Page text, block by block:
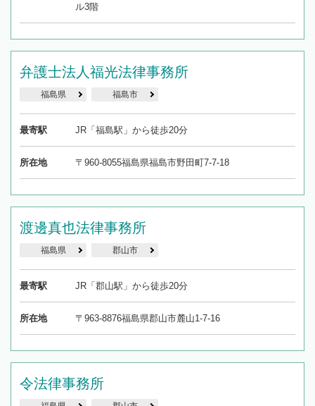
ル3階
弁護士法人福光法律事務所
福島県 福島市
最寄駅 JR「福島駅」から徒歩20分
所在地 〒960-8055福島県福島市野田町7-7-18
渡邊真也法律事務所
福島県 郡山市
最寄駅 JR「郡山駅」から徒歩20分
所在地 〒963-8876福島県郡山市麓山1-7-16
令法律事務所